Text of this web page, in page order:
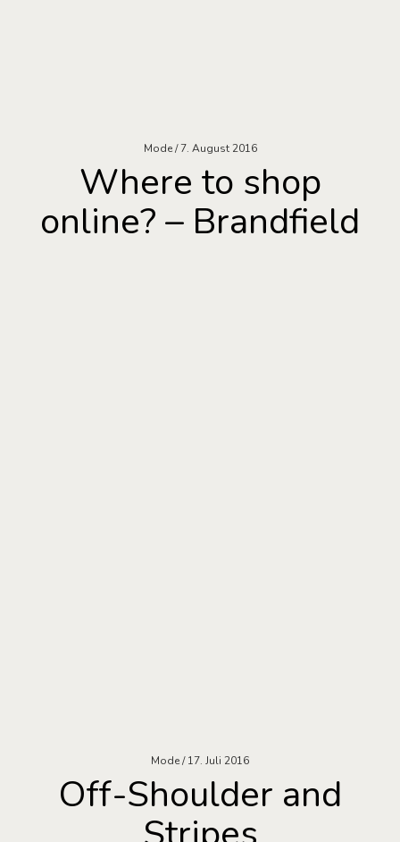
Mode 7. August 2016
Where to shop
online? – Brandfield
Mode 17. Juli 2016
Off-Shoulder and